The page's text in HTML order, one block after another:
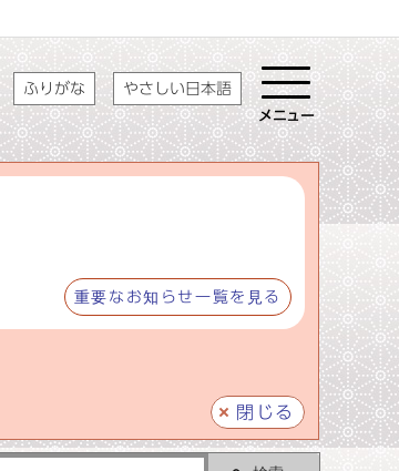
重要なお知らせ一覧を見る
閉じる
ふりがな やさしい日本語
メニュー